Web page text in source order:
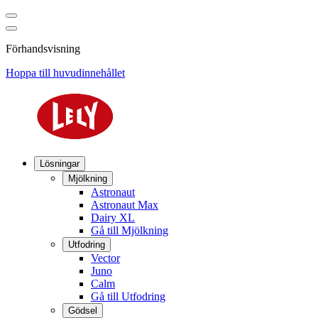
Förhandsvisning
Hoppa till huvudinnehållet
Lösningar
Mjölkning
Astronaut
Astronaut Max
Dairy XL
Gå till Mjölkning
Utfodring
Vector
Juno
Calm
Gå till Utfodring
Gödsel